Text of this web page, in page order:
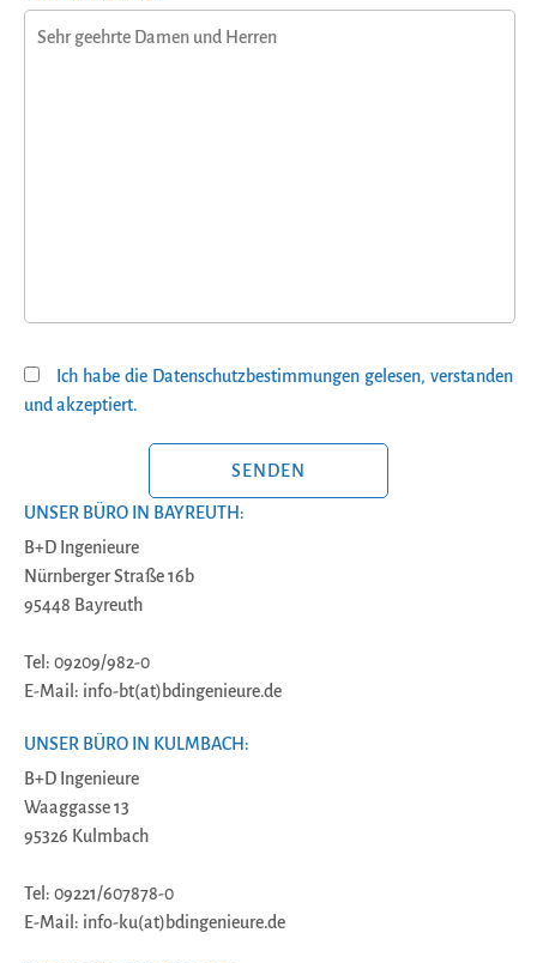
Ich habe die Datenschutzbestimmungen gelesen, verstanden
und akzeptiert.
UNSER BÜRO IN BAYREUTH:
B+D Ingenieure
Nürnberger Straße 16b
95448 Bayreuth
Tel: 09209/982-0
E-Mail: info-bt(at)bdingenieure.de
UNSER BÜRO IN KULMBACH:
B+D Ingenieure
Waaggasse 13
95326 Kulmbach
Tel: 09221/607878-0
E-Mail: info-ku(at)bdingenieure.de